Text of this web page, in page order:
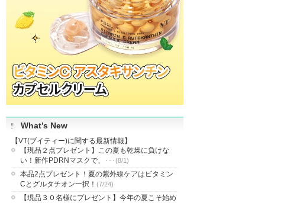
What’s New
【VT(ブイティー)に関する最新情報】
【現品２点プレゼント】この夏も乾燥に負けな
い！新作PDRNマスクで、･･･(8/1)
本品2点プレゼント！夏の紫外線ケアはビタミン
Cとグルタチオン一択！ (7/24)
【現品３０名様にプレゼント】今年の夏こそ始め